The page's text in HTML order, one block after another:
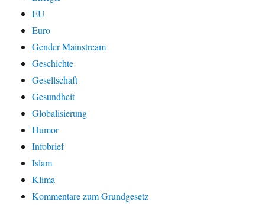
EU
Euro
Gender Mainstream
Geschichte
Gesellschaft
Gesundheit
Globalisierung
Humor
Infobrief
Islam
Klima
Kommentare zum Grundgesetz